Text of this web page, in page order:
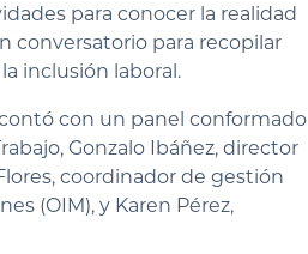
para conocer la realidad
conversatorio para recopilar
inclusión laboral.
con un panel conformado
Gonzalo Ibáñez, director
coordinador de gestión
(OIM), y Karen Pérez,